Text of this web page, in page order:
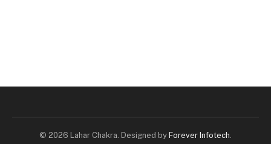
© 2026 Lahar Chakra. Designed by Forever Infotech